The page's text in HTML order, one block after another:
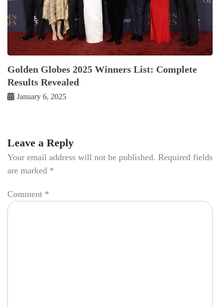
Golden Globes 2025 Winners List: Complete
Results Revealed
January 6, 2025
Leave a Reply
Your email address will not be published. Required fields
are marked *
Comment *